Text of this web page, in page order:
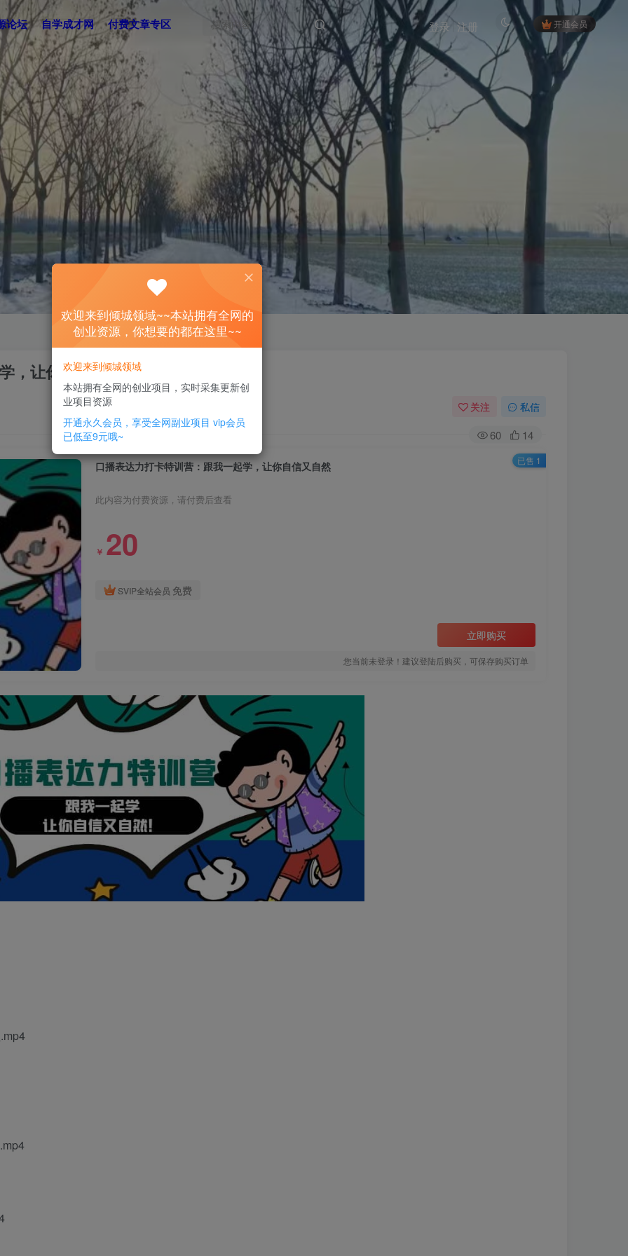
论坛 自学成才网 付费文章专区 开通会员
登录 注册
，让你自信又自然
关注 私信
60 14
口播表达力打卡特训营：跟我一起学，让你自信又自然
此内容为付费资源，请付费后查看
￥ 20
SVIP全站会员 免费
立即购买
您当前未登录！建议登陆后购买，可保存购买订单
已售 1
欢迎来到倾城领域~~本站拥有全网的
创业资源，你想要的都在这里~~
欢迎来到倾城领域
本站拥有全网的创业项目，实时采集更新创
业项目资源
开通永久会员，享受全网副业项目 vip会员
已低至9元哦~